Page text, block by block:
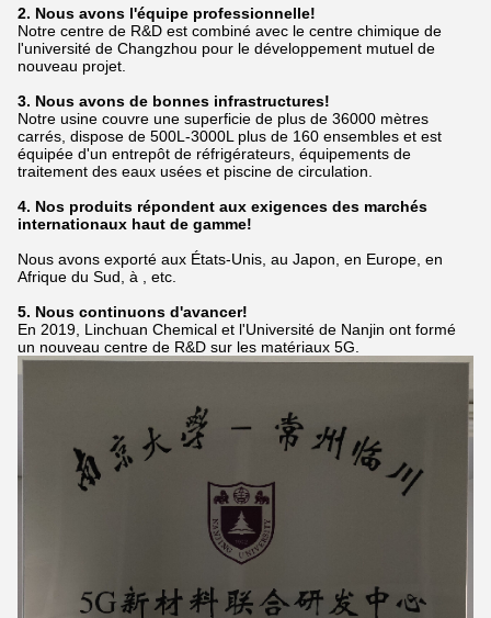
2. Nous avons l'équipe professionnelle!
Notre centre de R&D est combiné avec le centre chimique de
l'université de Changzhou pour le développement mutuel de
nouveau projet.
3. Nous avons de bonnes infrastructures!
Notre usine couvre une superficie de plus de 36000 mètres
carrés, dispose de 500L-3000L plus de 160 ensembles et est
équipée d'un entrepôt de réfrigérateurs, équipements de
traitement des eaux usées et piscine de circulation.
4. Nos produits répondent aux exigences des marchés
internationaux haut de gamme!
Nous avons exporté aux États-Unis, au Japon, en Europe, en
Afrique du Sud, à , etc.
5. Nous continuons d'avancer!
En 2019, Linchuan Chemical et l'Université de Nanjin ont formé
un nouveau centre de R&D sur les matériaux 5G.